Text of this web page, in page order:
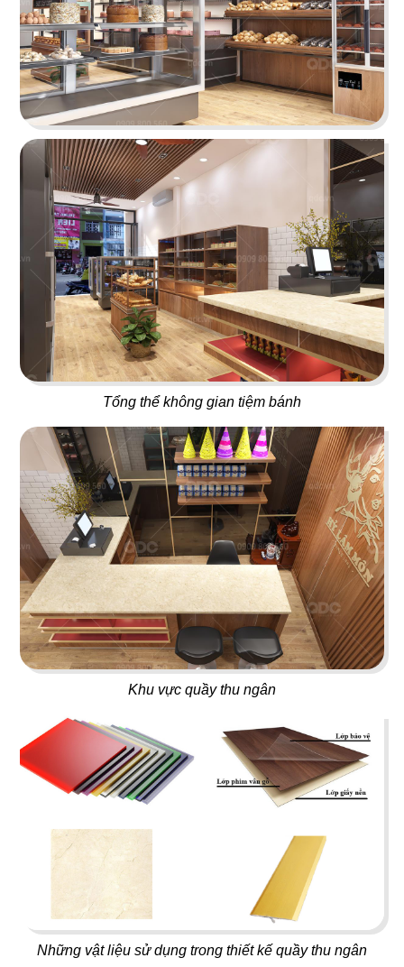
Tổng thể không gian tiệm bánh
Khu vực quầy thu ngân
Những vật liệu sử dụng trong thiết kế quầy thu ngân
BBQ & Hotpot Nhà hàng Âu
11
YUMMY BABOON
12
MASHA & THE BEAR
MARINA
Coffee
14
CK PIZZA
Nhà hàng Âu
15
TEXAS
Nhà hàng
16
BABOON
Nightclub
Nhà hàng Việt
18
Rooftop
BUFFET SUSHI
Nhà hàng Nhật